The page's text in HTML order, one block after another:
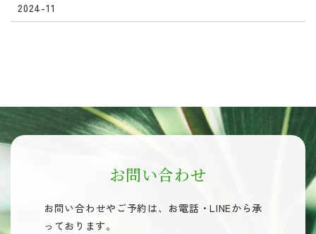
2024-11
お問い合わせ
お問い合わせやご予約は、 お電話・LINEから承
っております。